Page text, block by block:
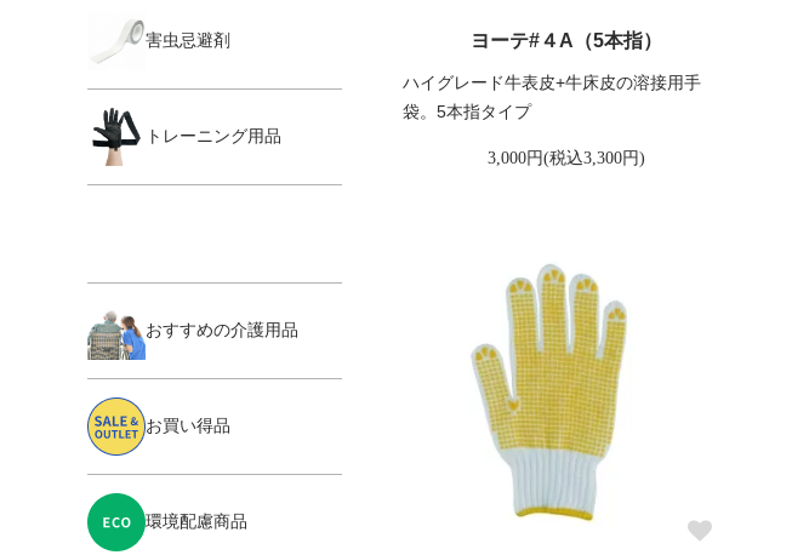
ヨーテ#４A（5本指）
ハイグレード牛表皮+牛床皮の溶接用手
袋。5本指タイプ
3,000円(税込3,300円)
害虫忌避剤
トレーニング用品
おすすめの介護用品
お買い得品
環境配慮商品